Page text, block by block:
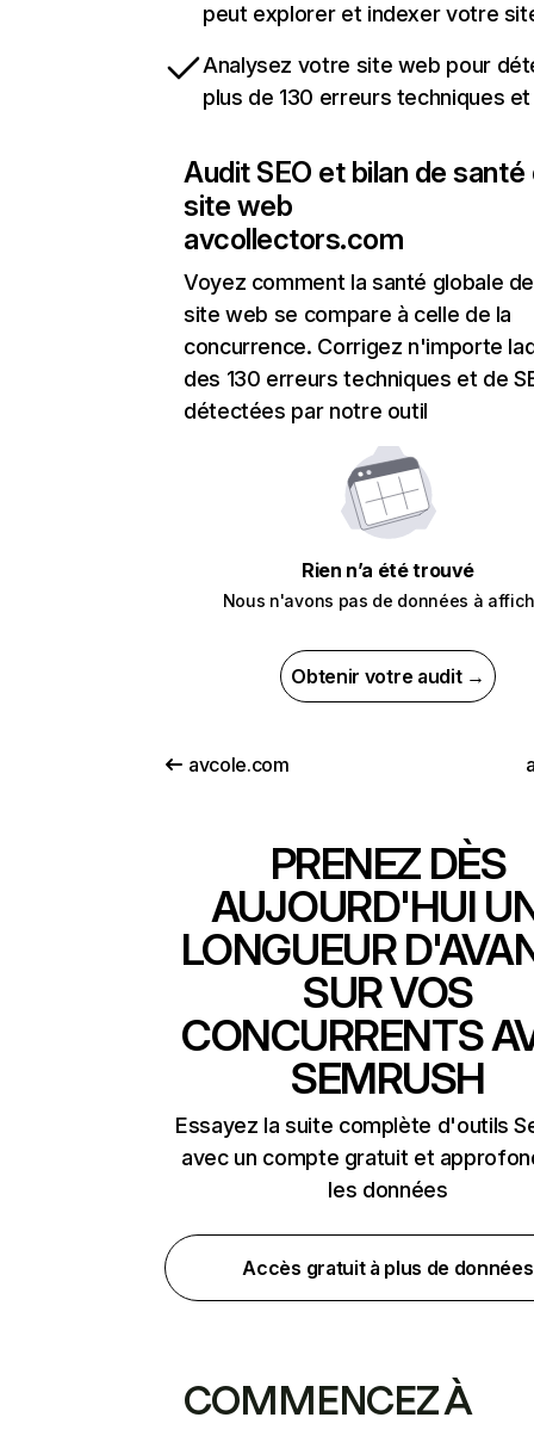
peut explorer et indexer votre
Analysez votre site web pour
plus de 130 erreurs techniques et
Audit SEO et bilan de santé
site web
avcollectors.com
Voyez comment la santé globale
site web se compare à celle de la
concurrence. Corrigez n'importe
des 130 erreurs techniques et de
détectées par notre outil
Rien n’a été trouvé
Nous n'avons pas de données à
Obtenir votre audit →
avcole.com
PRENEZ DÈS
AUJOURD'HUI
LONGUEUR
SUR VOS
CONCURRENTS
SEMRUSH
Essayez la suite complète d'outils
avec un compte gratuit et
les données
Accès gratuit à plus de données
COMMENCEZ À